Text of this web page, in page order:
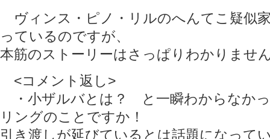
ヴィンス・ピノ・リルのへんてこ疑似
っているのですが、
本筋のストーリーはさっぱりわかりま
<コメント返し>
・小ザルバとは？ と一瞬わからなか
リングのことですか！
引き渡しが延びているとは話題になって